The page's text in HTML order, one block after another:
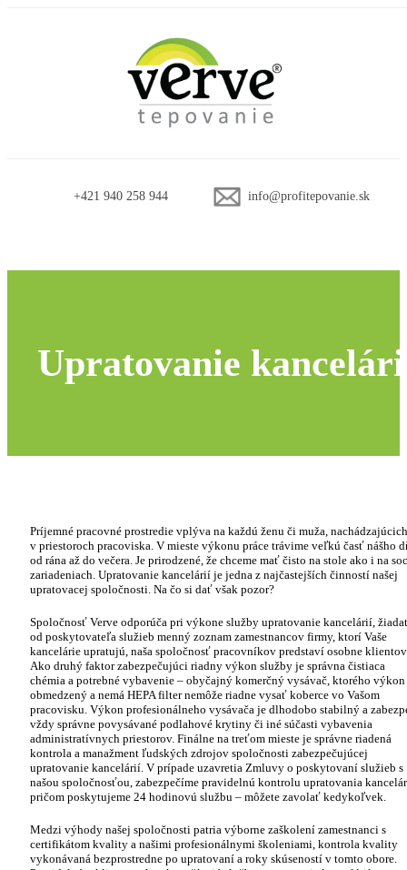
+421 940 258 944 info@profitepovanie.sk
Upratovanie
Príjemné pracovné prostredie vplýva na každú ženu či muža,
v priestoroch pracoviska. V mieste výkonu práce trávime veľkú časť nášho
od rána až do večera. Je prirodzené, že chceme mať čisto na stole ako i na
zariadeniach. Upratovanie kancelárií je jedna z najčastejších činností našej
upratovacej spoločnosti. Na čo si dať však pozor?
Spoločnosť Verve odporúča pri výkone služby upratovanie kancelárií,
od poskytovateľa služieb menný zoznam zamestnancov firmy, ktorí Vaše
kancelárie upratujú, naša spoločnosť pracovníkov predstaví osobne
Ako druhý faktor zabezpečujúci riadny výkon služby je správna čistiaca
chémia a potrebné vybavenie – obyčajný komerčný vysávač, ktorého
obmedzený a nemá HEPA filter nemôže riadne vysať koberce vo Vašom
pracovisku. Výkon profesionálneho vysávača je dlhodobo stabilný a
vždy správne povysávané podlahové krytiny či iné súčasti vybavenia
administratívnych priestorov. Finálne na treťom mieste je správne riadená
kontrola a manažment ľudských zdrojov spoločnosti zabezpečujúcej
upratovanie kancelárií. V prípade uzavretia Zmluvy o poskytovaní služieb s
našou spoločnosťou, zabezpečíme pravidelnú kontrolu upratovania
pričom poskytujeme 24 hodinovú službu – môžete zavolať kedykoľvek.
Medzi výhody našej spoločnosti patria výborne zaškolení zamestnanci s
certifikátom kvality a našimi profesionálnymi školeniami, kontrola kvality
vykonávaná bezprostredne po upratovaní a roky skúseností v tomto obore.